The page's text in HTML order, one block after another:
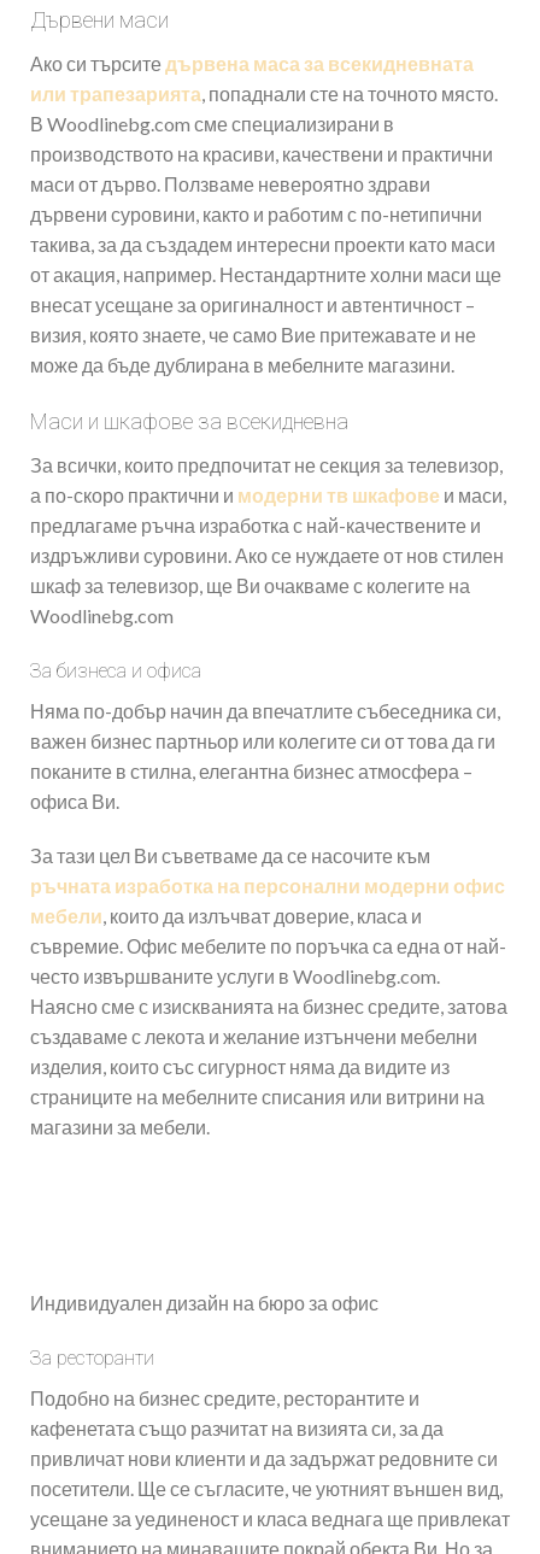
Дървени маси
Ако си търсите дървена маса за всекидневната
или трапезарията, попаднали сте на точното място.
В Woodlinebg.com сме специализирани в
производството на красиви, качествени и практични
маси от дърво. Ползваме невероятно здрави
дървени суровини, както и работим с по-нетипични
такива, за да създадем интересни проекти като маси
от акация, например. Нестандартните холни маси ще
внесат усещане за оригиналност и автентичност –
визия, която знаете, че само Вие притежавате и не
може да бъде дублирана в мебелните магазини.
Маси и шкафове за всекидневна
За всички, които предпочитат не секция за телевизор,
а по-скоро практични и модерни тв шкафове и маси,
предлагаме ръчна изработка с най-качествените и
издръжливи суровини. Ако се нуждаете от нов стилен
шкаф за телевизор, ще Ви очакваме с колегите на
Woodlinebg.com
За бизнеса и офиса
Няма по-добър начин да впечатлите събеседника си,
важен бизнес партньор или колегите си от това да ги
поканите в стилна, елегантна бизнес атмосфера –
офиса Ви.
За тази цел Ви съветваме да се насочите към
ръчната изработка на персонални модерни офис
мебели, които да излъчват доверие, класа и
съвремие. Офис мебелите по поръчка са една от най-
често извършваните услуги в Woodlinebg.com.
Наясно сме с изискванията на бизнес средите, затова
създаваме с лекота и желание изтънчени мебелни
изделия, които със сигурност няма да видите из
страниците на мебелните списания или витрини на
магазини за мебели.
Индивидуален дизайн на бюро за офис
За ресторанти
Подобно на бизнес средите, ресторантите и
кафенетата също разчитат на визията си, за да
привличат нови клиенти и да задържат редовните си
посетители. Ще се съгласите, че уютният външен вид,
усещане за уединеност и класа веднага ще привлекат
вниманието на минаващите покрай обекта Ви. Но за